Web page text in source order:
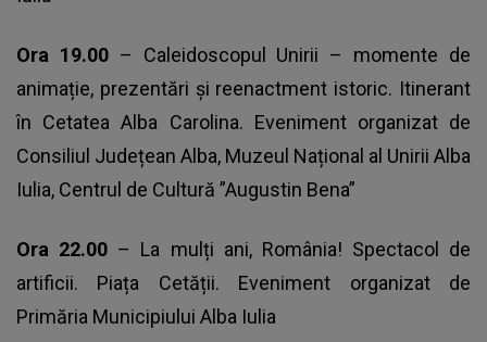
Ora 19.00 – Caleidoscopul Unirii – momente de
animație, prezentări și reenactment istoric. Itinerant
în Cetatea Alba Carolina. Eveniment organizat de
Consiliul Județean Alba, Muzeul Național al Unirii Alba
Iulia, Centrul de Cultură ”Augustin Bena”
Ora 22.00 – La mulți ani, România! Spectacol de
artificii. Piața Cetății. Eveniment organizat de
Primăria Municipiului Alba Iulia